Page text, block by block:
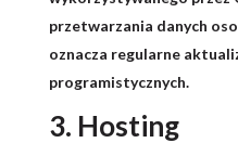
przetwarzania danych
oznacza regularne
programistycznych.
3. Hosting